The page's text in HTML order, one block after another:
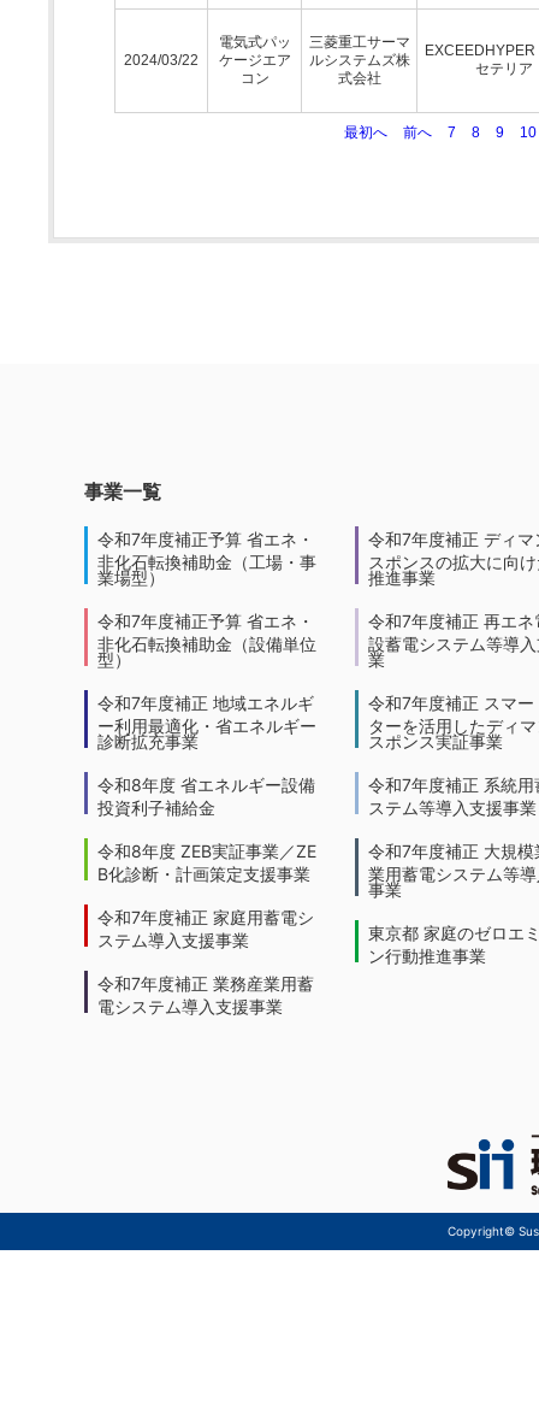
2024/03/22
電気式パッ
ケージエア
コン
三菱重工サーマ
ルシステムズ株
式会社
EXCEEDHYPER
セテリア
最初へ 前へ 7 8 9 10
事業一覧
令和7年度補正予算 省エネ・
非化石転換補助金（工場・事
業場型）
令和7年度補正予算 省エネ・
非化石転換補助金（設備単位
型）
令和7年度補正 地域エネルギ
ー利用最適化・省エネルギー
診断拡充事業
令和8年度 省エネルギー設備
投資利子補給金
令和8年度 ZEB実証事業／ZE
B化診断・計画策定支援事業
令和7年度補正 家庭用蓄電シ
ステム導入支援事業
令和7年度補正 業務産業用蓄
電システム導入支援事業
令和7年度補正 ディマ
スポンスの拡大に向
推進事業
令和7年度補正 再エネ
設蓄電システム等導
業
令和7年度補正 スマー
ターを活用したディ
スポンス実証事業
令和7年度補正 系統用
ステム等導入支援事業
令和7年度補正 大規模
業用蓄電システム等
事業
東京都 家庭のゼロエ
ン行動推進事業
Copyright©